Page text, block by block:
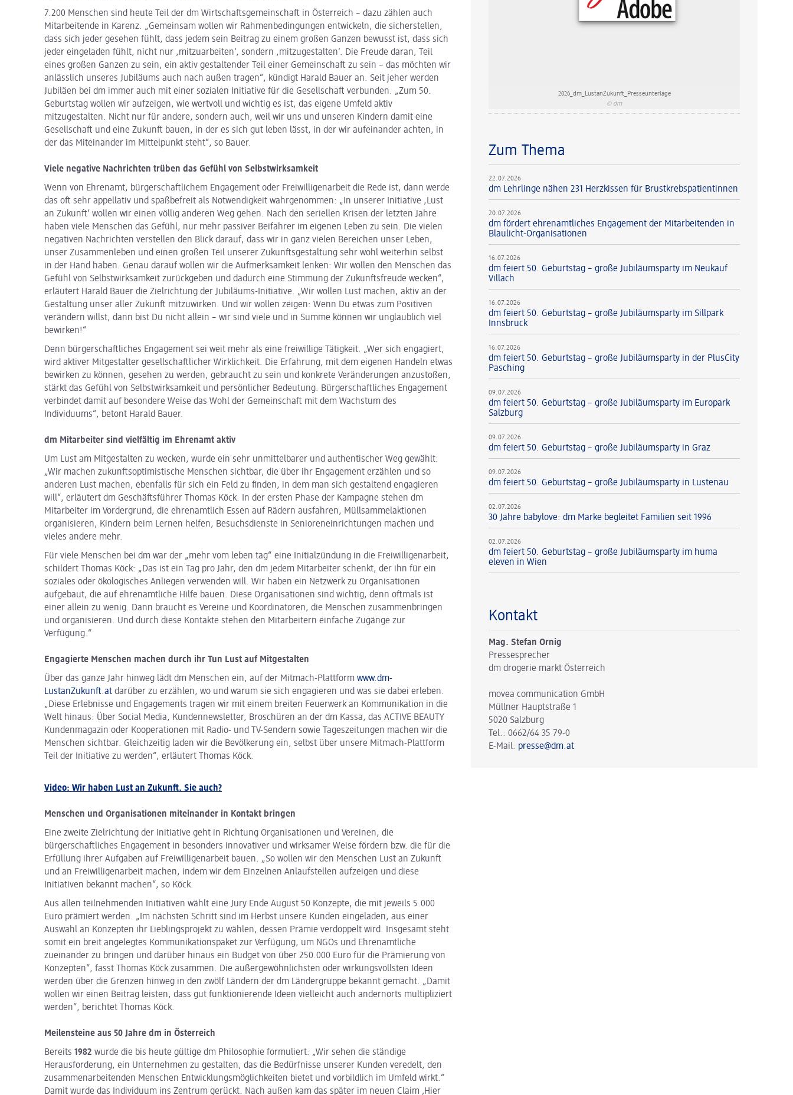
7.200 Menschen sind heute Teil der dm Wirtschaftsgemeinschaft in Österreich – dazu zählen auch
Mitarbeitende in Karenz. „Gemeinsam wollen wir Rahmenbedingungen entwickeln, die sicherstellen,
dass sich jeder gesehen fühlt, dass jedem sein Beitrag zu einem großen Ganzen bewusst ist, dass sich
jeder eingeladen fühlt, nicht nur ,mitzuarbeiten‘, sondern ,mitzugestalten‘. Die Freude daran, Teil
eines großen Ganzen zu sein, ein aktiv gestaltender Teil einer Gemeinschaft zu sein – das möchten wir
anlässlich unseres Jubiläums auch nach außen tragen“, kündigt Harald Bauer an. Seit jeher werden
Jubiläen bei dm immer auch mit einer sozialen Initiative für die Gesellschaft verbunden. „Zum 50.
Geburtstag wollen wir aufzeigen, wie wertvoll und wichtig es ist, das eigene Umfeld aktiv
mitzugestalten. Nicht nur für andere, sondern auch, weil wir uns und unseren Kindern damit eine
Gesellschaft und eine Zukunft bauen, in der es sich gut leben lässt, in der wir aufeinander achten, in
der das Miteinander im Mittelpunkt steht“, so Bauer.
Viele negative Nachrichten trüben das Gefühl von Selbstwirksamkeit
Wenn von Ehrenamt, bürgerschaftlichem Engagement oder Freiwilligenarbeit die Rede ist, dann werde
das oft sehr appellativ und spaßbefreit als Notwendigkeit wahrgenommen: „In unserer Initiative ,Lust
an Zukunft‘ wollen wir einen völlig anderen Weg gehen. Nach den seriellen Krisen der letzten Jahre
haben viele Menschen das Gefühl, nur mehr passiver Beifahrer im eigenen Leben zu sein. Die vielen
negativen Nachrichten verstellen den Blick darauf, dass wir in ganz vielen Bereichen unser Leben,
unser Zusammenleben und einen großen Teil unserer Zukunftsgestaltung sehr wohl weiterhin selbst
in der Hand haben. Genau darauf wollen wir die Aufmerksamkeit lenken: Wir wollen den Menschen das
Gefühl von Selbstwirksamkeit zurückgeben und dadurch eine Stimmung der Zukunftsfreude wecken“,
erläutert Harald Bauer die Zielrichtung der Jubiläums-Initiative. „Wir wollen Lust machen, aktiv an der
Gestaltung unser aller Zukunft mitzuwirken. Und wir wollen zeigen: Wenn Du etwas zum Positiven
verändern willst, dann bist Du nicht allein – wir sind viele und in Summe können wir unglaublich viel
bewirken!“
Denn bürgerschaftliches Engagement sei weit mehr als eine freiwillige Tätigkeit. „Wer sich engagiert,
wird aktiver Mitgestalter gesellschaftlicher Wirklichkeit. Die Erfahrung, mit dem eigenen Handeln etwas
bewirken zu können, gesehen zu werden, gebraucht zu sein und konkrete Veränderungen anzustoßen,
stärkt das Gefühl von Selbstwirksamkeit und persönlicher Bedeutung. Bürgerschaftliches Engagement
verbindet damit auf besondere Weise das Wohl der Gemeinschaft mit dem Wachstum des
Individuums“, betont Harald Bauer.
dm Mitarbeiter sind vielfältig im Ehrenamt aktiv
Um Lust am Mitgestalten zu wecken, wurde ein sehr unmittelbarer und authentischer Weg gewählt:
„Wir machen zukunftsoptimistische Menschen sichtbar, die über ihr Engagement erzählen und so
anderen Lust machen, ebenfalls für sich ein Feld zu finden, in dem man sich gestaltend engagieren
will“, erläutert dm Geschäftsführer Thomas Köck. In der ersten Phase der Kampagne stehen dm
Mitarbeiter im Vordergrund, die ehrenamtlich Essen auf Rädern ausfahren, Müllsammelaktionen
organisieren, Kindern beim Lernen helfen, Besuchsdienste in Senioreneinrichtungen machen und
vieles andere mehr.
Für viele Menschen bei dm war der „mehr vom leben tag“ eine Initialzündung in die Freiwilligenarbeit,
schildert Thomas Köck: „Das ist ein Tag pro Jahr, den dm jedem Mitarbeiter schenkt, der ihn für ein
soziales oder ökologisches Anliegen verwenden will. Wir haben ein Netzwerk zu Organisationen
aufgebaut, die auf ehrenamtliche Hilfe bauen. Diese Organisationen sind wichtig, denn oftmals ist
einer allein zu wenig. Dann braucht es Vereine und Koordinatoren, die Menschen zusammenbringen
und organisieren. Und durch diese Kontakte stehen den Mitarbeitern einfache Zugänge zur
Verfügung.“
Engagierte Menschen machen durch ihr Tun Lust auf Mitgestalten
Über das ganze Jahr hinweg lädt dm Menschen ein, auf der Mitmach-Plattform www.dm-
LustanZukunft.at darüber zu erzählen, wo und warum sie sich engagieren und was sie dabei erleben.
„Diese Erlebnisse und Engagements tragen wir mit einem breiten Feuerwerk an Kommunikation in die
Welt hinaus: Über Social Media, Kundennewsletter, Broschüren an der dm Kassa, das ACTIVE BEAUTY
Kundenmagazin oder Kooperationen mit Radio- und TV-Sendern sowie Tageszeitungen machen wir die
Menschen sichtbar. Gleichzeitig laden wir die Bevölkerung ein, selbst über unsere Mitmach-Plattform
Teil der Initiative zu werden“, erläutert Thomas Köck.
Video: Wir haben Lust an Zukunft. Sie auch?
Menschen und Organisationen miteinander in Kontakt bringen
Eine zweite Zielrichtung der Initiative geht in Richtung Organisationen und Vereinen, die
bürgerschaftliches Engagement in besonders innovativer und wirksamer Weise fördern bzw. die für die
Erfüllung ihrer Aufgaben auf Freiwilligenarbeit bauen. „So wollen wir den Menschen Lust an Zukunft
und an Freiwilligenarbeit machen, indem wir dem Einzelnen Anlaufstellen aufzeigen und diese
Initiativen bekannt machen“, so Köck.
Aus allen teilnehmenden Initiativen wählt eine Jury Ende August 50 Konzepte, die mit jeweils 5.000
Euro prämiert werden. „Im nächsten Schritt sind im Herbst unsere Kunden eingeladen, aus einer
Auswahl an Konzepten ihr Lieblingsprojekt zu wählen, dessen Prämie verdoppelt wird. Insgesamt steht
somit ein breit angelegtes Kommunikationspaket zur Verfügung, um NGOs und Ehrenamtliche
zueinander zu bringen und darüber hinaus ein Budget von über 250.000 Euro für die Prämierung von
Konzepten“, fasst Thomas Köck zusammen. Die außergewöhnlichsten oder wirkungsvollsten Ideen
werden über die Grenzen hinweg in den zwölf Ländern der dm Ländergruppe bekannt gemacht. „Damit
wollen wir einen Beitrag leisten, dass gut funktionierende Ideen vielleicht auch andernorts multipliziert
werden“, berichtet Thomas Köck.
Meilensteine aus 50 Jahre dm in Österreich
Bereits 1982 wurde die bis heute gültige dm Philosophie formuliert: „Wir sehen die ständige
Herausforderung, ein Unternehmen zu gestalten, das die Bedürfnisse unserer Kunden veredelt, den
zusammenarbeitenden Menschen Entwicklungsmöglichkeiten bietet und vorbildlich im Umfeld wirkt.“
Damit wurde das Individuum ins Zentrum gerückt. Nach außen kam das später im neuen Claim ‚Hier
2026_dm_LustanZukunft_Presseunterlage
© dm
Zum Thema
22.07.2026
dm Lehrlinge nähen 231 Herzkissen für Brustkrebspatientinnen
20.07.2026
dm fördert ehrenamtliches Engagement der Mitarbeitenden in
Blaulicht-Organisationen
16.07.2026
dm feiert 50. Geburtstag – große Jubiläumsparty im Neukauf
Villach
16.07.2026
dm feiert 50. Geburtstag – große Jubiläumsparty im Sillpark
Innsbruck
16.07.2026
dm feiert 50. Geburtstag – große Jubiläumsparty in der PlusCity
Pasching
09.07.2026
dm feiert 50. Geburtstag – große Jubiläumsparty im Europark
Salzburg
09.07.2026
dm feiert 50. Geburtstag – große Jubiläumsparty in Graz
09.07.2026
dm feiert 50. Geburtstag – große Jubiläumsparty in Lustenau
02.07.2026
30 Jahre babylove: dm Marke begleitet Familien seit 1996
02.07.2026
dm feiert 50. Geburtstag – große Jubiläumsparty im huma
eleven in Wien
Kontakt
Mag. Stefan Ornig
Pressesprecher
dm drogerie markt Österreich
movea communication GmbH
Müllner Hauptstraße 1
5020 Salzburg
Tel.: 0662/64 35 79-0
E-Mail: presse@dm.at